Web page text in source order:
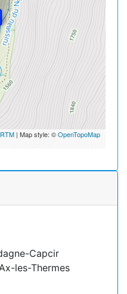
| Map style: ©OpenTopoMap
Capcir
les-Thermes